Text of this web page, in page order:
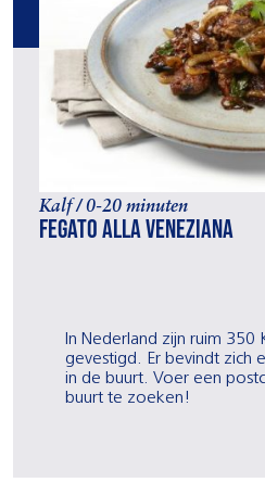
Kalf / 0-20 minuten
Fegato alla Veneziana
In Nederland zijn ruim 350
gevestigd. Er bevindt zich
in de buurt. Voer een
buurt te zoeken!